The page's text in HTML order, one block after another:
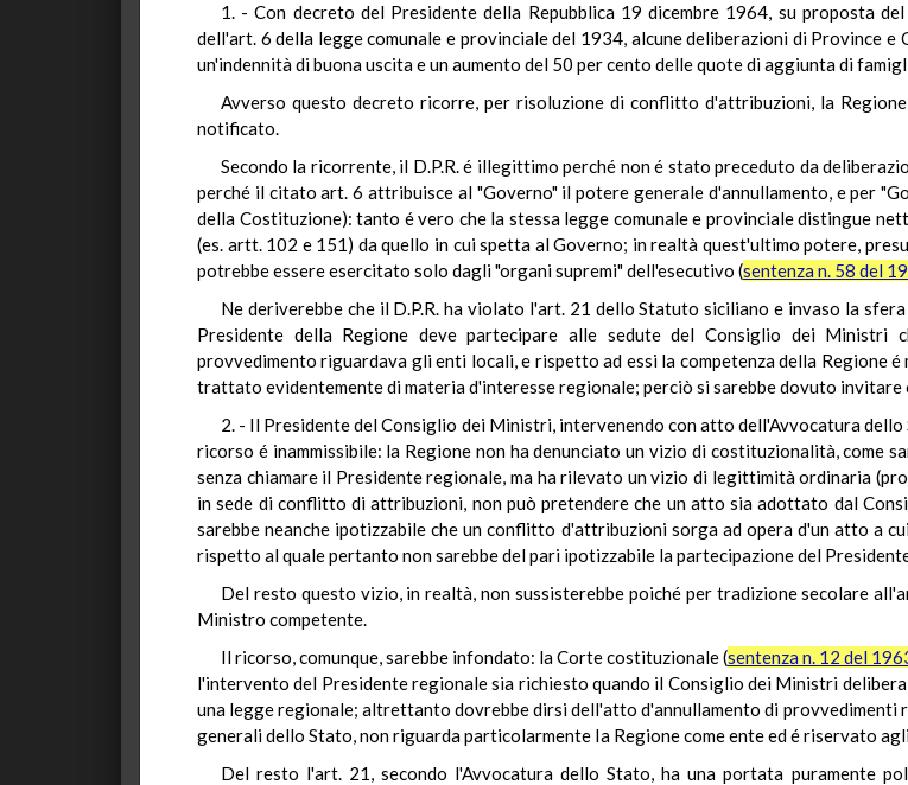
1. - Con decreto del Presidente della Repubblica 19 dicembre 1964, su proposta
dell'art. 6 della legge comunale e provinciale del 1934, alcune deliberazioni di Province e
un'indennità di buona uscita e un aumento del 50 per cento delle quote di aggiunta di
Avverso questo decreto ricorre, per risoluzione di conflitto d'attribuzioni, la
notificato.
Secondo la ricorrente, il D.P.R. é illegittimo perché non é stato preceduto da
perché il citato art. 6 attribuisce al "Governo" il potere generale d'annullamento, e per
della Costituzione): tanto é vero che la stessa legge comunale e provinciale distingue
(es. artt. 102 e 151) da quello in cui spetta al Governo; in realtà quest'ultimo potere,
potrebbe essere esercitato solo dagli "organi supremi" dell'esecutivo (sentenza n. 58 del
Ne deriverebbe che il D.P.R. ha violato l'art. 21 dello Statuto siciliano e invaso la
Presidente della Regione deve partecipare alle sedute del Consiglio dei Ministri
provvedimento riguardava gli enti locali, e rispetto ad essi la competenza della Regione
trattato evidentemente di materia d'interesse regionale; perciò si sarebbe dovuto invitare
2. - Il Presidente del Consiglio dei Ministri, intervenendo con atto dell'Avvocatura
ricorso é inammissibile: la Regione non ha denunciato un vizio di costituzionalità, come
senza chiamare il Presidente regionale, ma ha rilevato un vizio di legittimità ordinaria
in sede di conflitto di attribuzioni, non può pretendere che un atto sia adottato dal
sarebbe neanche ipotizzabile che un conflitto d'attribuzioni sorga ad opera d'un atto a
rispetto al quale pertanto non sarebbe del pari ipotizzabile la partecipazione del
Del resto questo vizio, in realtà, non sussisterebbe poiché per tradizione secolare
Ministro competente.
Il ricorso, comunque, sarebbe infondato: la Corte costituzionale (sentenza n. 12 del
l'intervento del Presidente regionale sia richiesto quando il Consiglio dei Ministri
una legge regionale; altrettanto dovrebbe dirsi dell'atto d'annullamento di provvedimenti
generali dello Stato, non riguarda particolarmente Ia Regione come ente ed é riservato
Del resto l'art. 21, secondo l'Avvocatura dello Stato, ha una portata puramente